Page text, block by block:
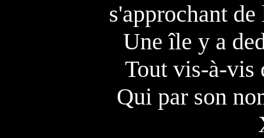
s'approchant
Une île y a
Tout vis-à-vis
Qui par son